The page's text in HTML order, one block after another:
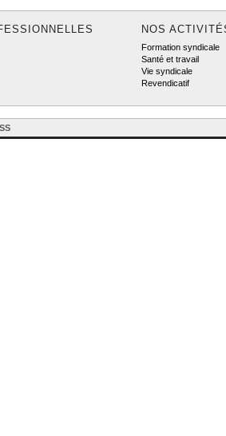
NOS
Formation syndicale
Santé et travail
Vie syndicale
Revendicatif